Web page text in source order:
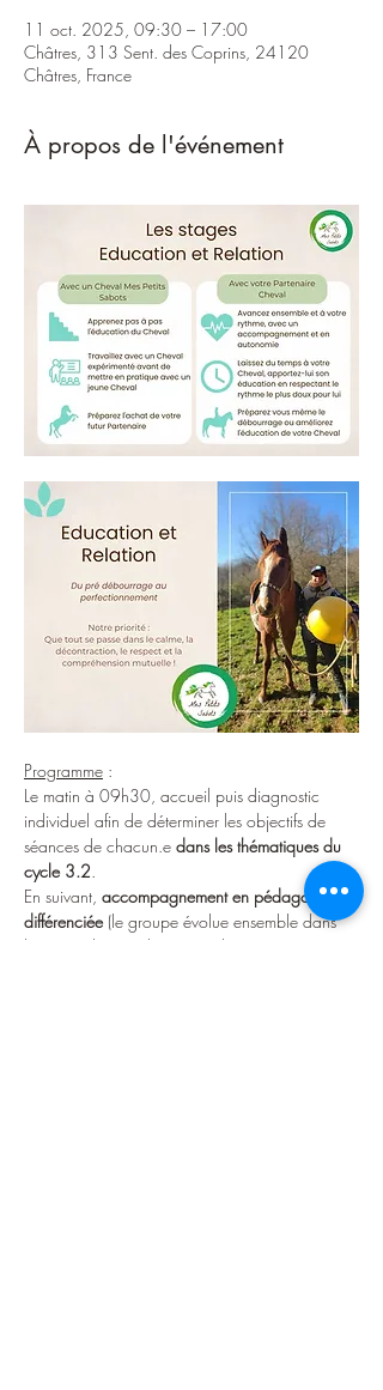
11 oct. 2025, 09:30 – 17:00
Châtres, 313 Sent. des Coprins, 24120
Châtres, France
À propos de l'événement
Programme :
Le matin à 09h30, accueil puis diagnostic
individuel afin de déterminer les objectifs de
séances de chacun.e dans les thématiques du
cycle 3.2
En suivant, accompagnement en pédagogie
différenciée (le groupe évolue ensemble dans
l'espace de travail mais sur des mises en